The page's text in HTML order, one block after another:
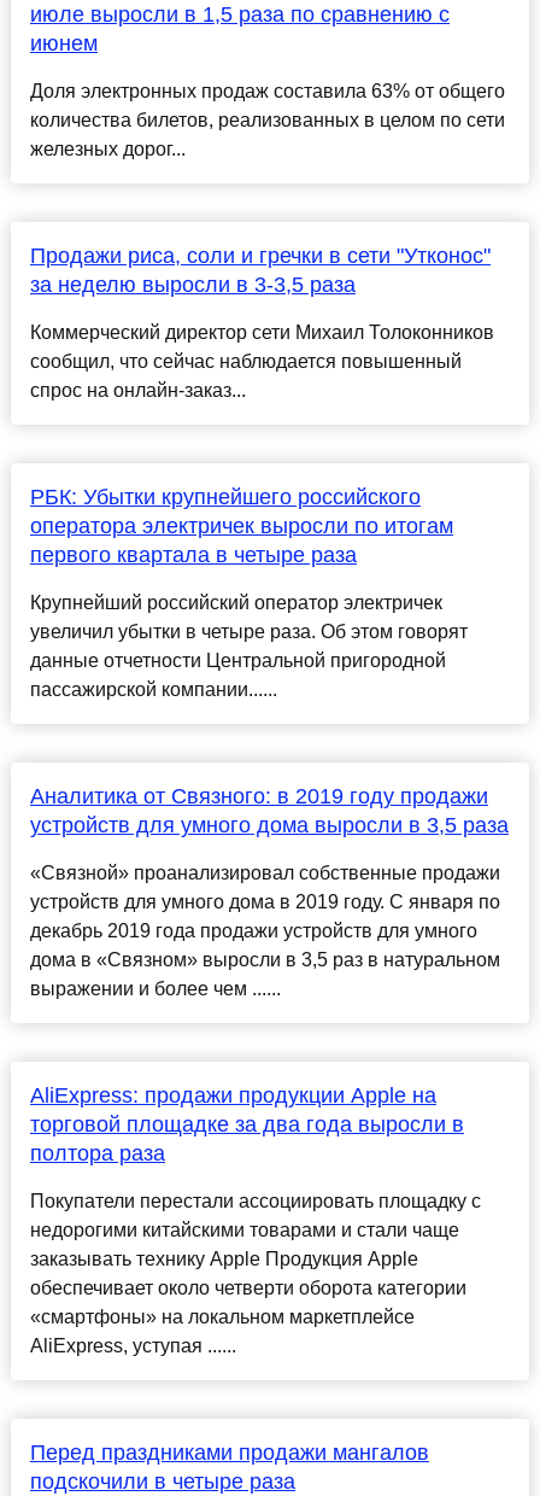
июле выросли в 1,5 раза по сравнению с
июнем
Доля электронных продаж составила 63% от общего
количества билетов, реализованных в целом по сети
железных дорог...
Продажи риса, соли и гречки в сети "Утконос"
за неделю выросли в 3-3,5 раза
Коммерческий директор сети Михаил Толоконников
сообщил, что сейчас наблюдается повышенный
спрос на онлайн-заказ...
РБК: Убытки крупнейшего российского
оператора электричек выросли по итогам
первого квартала в четыре раза
Крупнейший российский оператор электричек
увеличил убытки в четыре раза. Об этом говорят
данные отчетности Центральной пригородной
пассажирской компании......
Аналитика от Связного: в 2019 году продажи
устройств для умного дома выросли в 3,5 раза
«Связной» проанализировал собственные продажи
устройств для умного дома в 2019 году. С января по
декабрь 2019 года продажи устройств для умного
дома в «Связном» выросли в 3,5 раз в натуральном
выражении и более чем ......
AliExpress: продажи продукции Apple на
торговой площадке за два года выросли в
полтора раза
Покупатели перестали ассоциировать площадку с
недорогими китайскими товарами и стали чаще
заказывать технику Apple Продукция Apple
обеспечивает около четверти оборота категории
«смартфоны» на локальном маркетплейсе
AliExpress, уступая ......
Перед праздниками продажи мангалов
подскочили в четыре раза